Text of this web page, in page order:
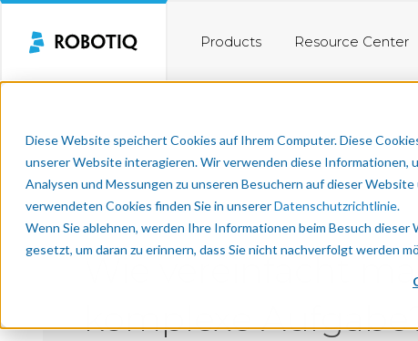
Diese Website speichert Cookies auf Ihrem Computer. Diese
unserer Website interagieren. Wir verwenden diese Informationen,
Analysen und Messungen zu unseren Besuchern auf dieser
verwendeten Cookies finden Sie in unsererDatenschutzrichtlinie.
Wenn Sie ablehnen, werden Ihre Informationen beim Besuch
gesetzt, um daran zu erinnern, dass Sie nicht nachverfolgt werden
Products Resource Center
Wie vereinfacht
komplexe